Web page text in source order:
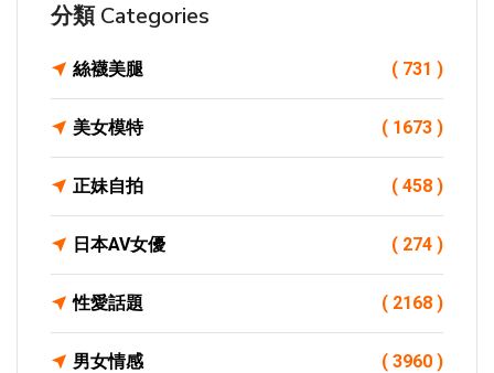
分類 Categories
絲襪美腿 ( 731 )
美女模特 ( 1673 )
正妹自拍 ( 458 )
日本AV女優 ( 274 )
性愛話題 ( 2168 )
男女情感 ( 3960 )